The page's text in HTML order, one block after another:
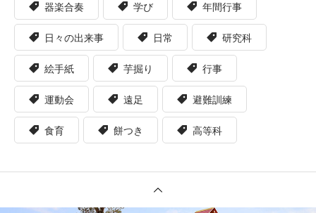
器楽合奏 学び 年間行事
日々の出来事 日常 研究科
絵手紙 芋掘り 行事
運動会 遠足 避難訓練
食育 餅つき 高等科